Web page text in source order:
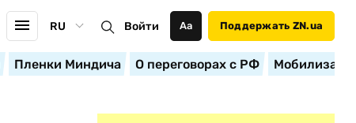
RU Войти Аа Поддержать ZN.ua
Пленки Миндича О переговорах с РФ